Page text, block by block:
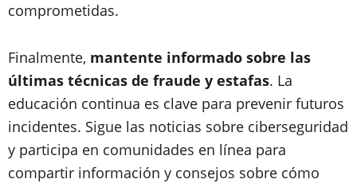
comprometidas.
Finalmente, mantente informado sobre las
últimas técnicas de fraude y estafas. La
educación continua es clave para prevenir futuros
incidentes. Sigue las noticias sobre ciberseguridad
y participa en comunidades en línea para
compartir información y consejos sobre cómo